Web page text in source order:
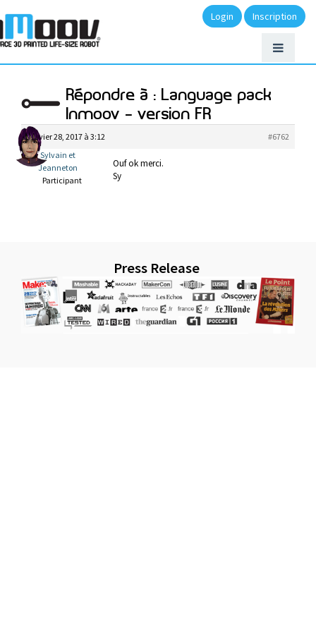
Login Inscription
Répondre à : Language pack
Inmoov – version FR
janvier 28, 2017 à 3:12
#6762
Sylvain et
Jeanneton
Participant
Ouf ok merci.
Sy
Press Release